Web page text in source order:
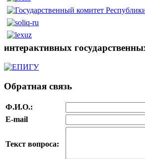
интерактивных
Обратная связь
Ф.И.О.:
E-mail
Текст вопроса: